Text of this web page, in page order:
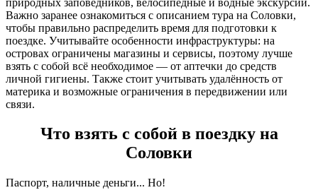
Важно заранее ознакомиться с описанием тура на Соловки,
чтобы правильно распределить время для подготовки к
поездке. Учитывайте особенности инфраструктуры: на
островах ограничены магазины и сервисы, поэтому лучше
взять с собой всё необходимое — от аптечки до средств
личной гигиены. Также стоит учитывать удалённость от
материка и возможные ограничения в передвижении или
связи.
Что взять с собой в поездку на
Соловки
Паспорт, наличные деньги... Но!